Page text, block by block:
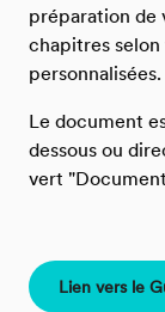
préparation de
chapitres
personnalisées.
Le document
dessous ou
vert
Lien vers le